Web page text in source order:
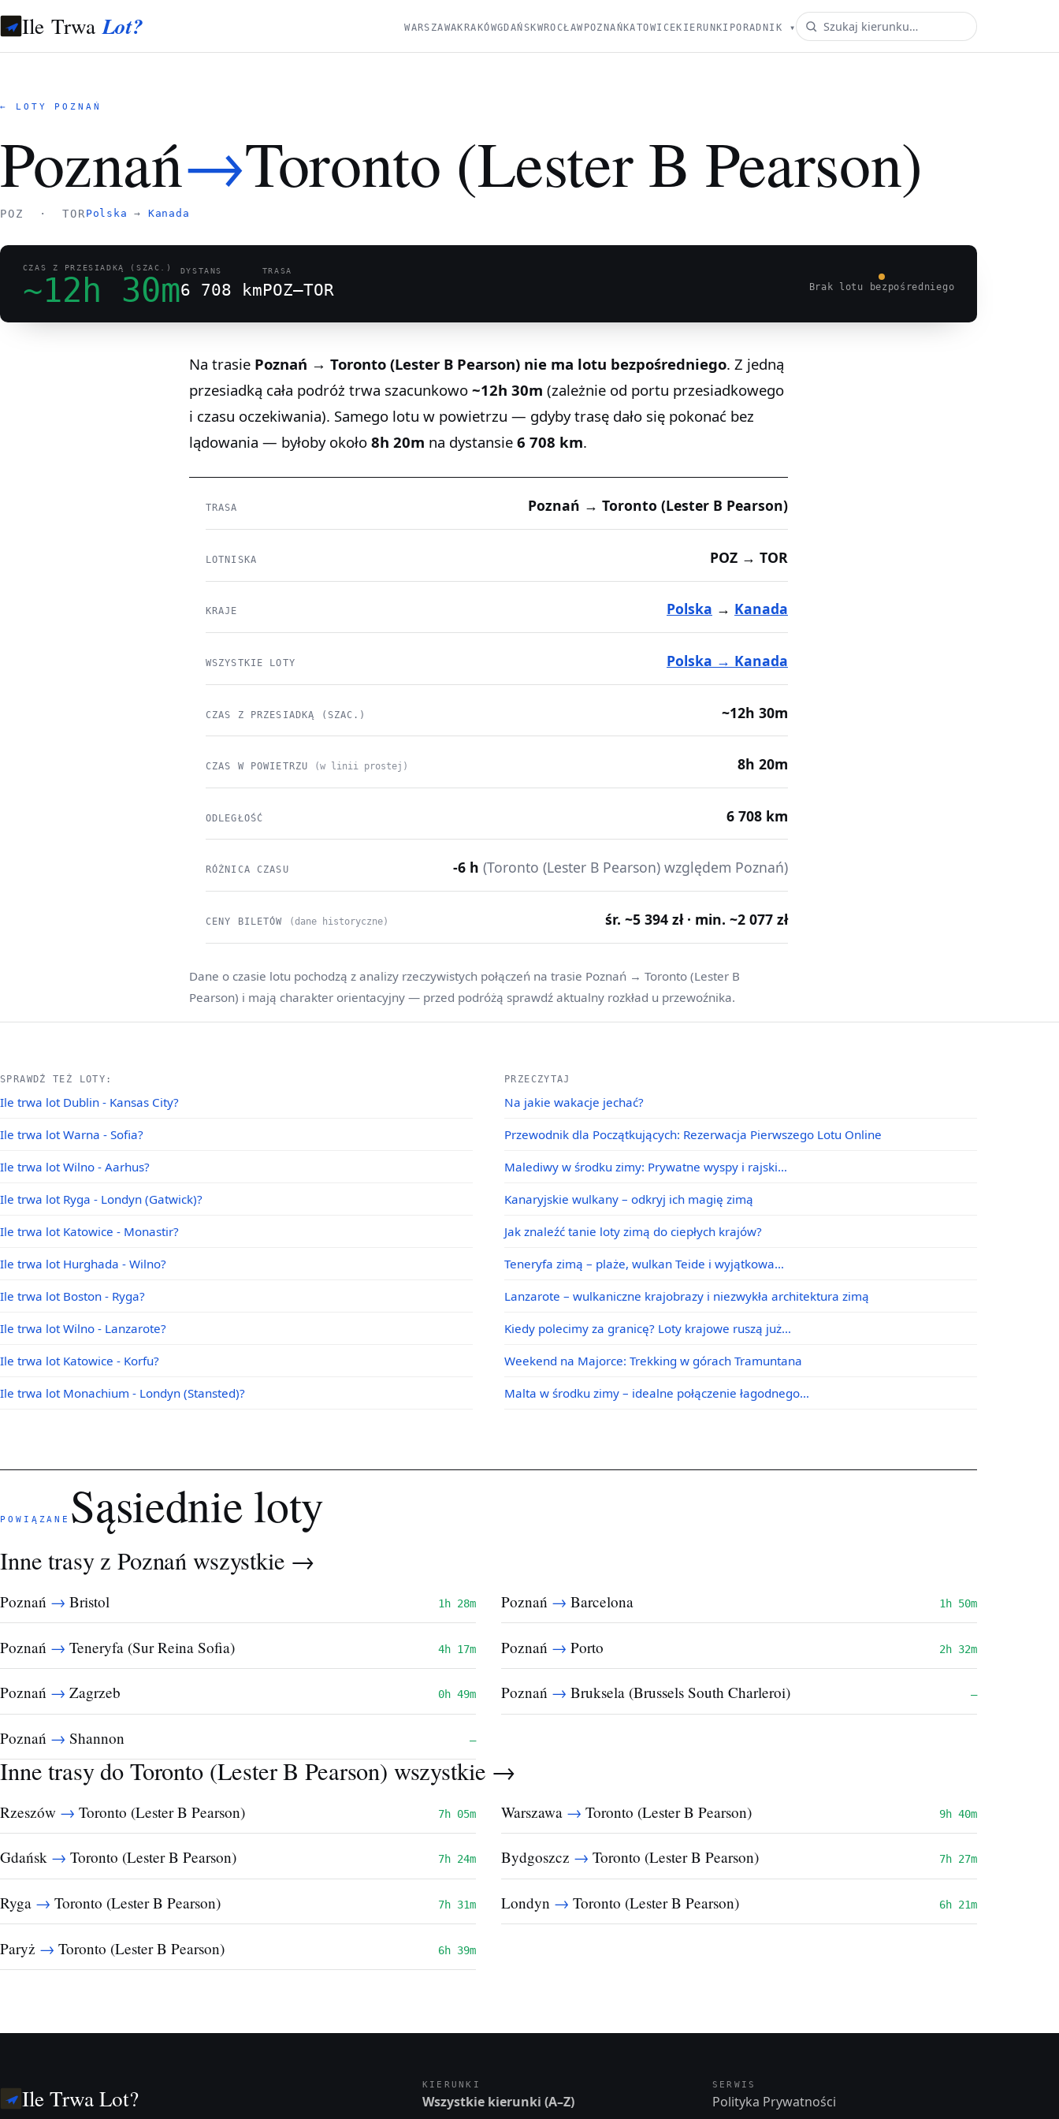
Ile TrwaLot? WARSZAWAKRAKÓWGDAŃSKWROCŁAW POZNAŃKATOWICEKIERUNKI PORADNIK ▾
← LOTY POZNAŃ
Poznań→Toronto (Lester B Pearson)
POZ · TOR Polska → Kanada
CZAS Z PRZESIADKĄ (SZAC.)
~12h 30m
DYSTANS
6 708 km
TRASA
POZ–TOR Brak lotu bezpośredniego
Na trasie Poznań → Toronto (Lester B Pearson) nie ma lotu bezpośredniego. Z jedną
przesiadką cała podróż trwa szacunkowo ~12h 30m (zależnie od portu przesiadkowego
i czasu oczekiwania). Samego lotu w powietrzu — gdyby trasę dało się pokonać bez
lądowania — byłoby około 8h 20m na dystansie 6 708 km.
TRASA Poznań → Toronto (Lester B Pearson)
LOTNISKA POZ → TOR
KRAJE Polska → Kanada
WSZYSTKIE LOTY Polska → Kanada
CZAS Z PRZESIADKĄ (SZAC.) ~12h 30m
CZAS W POWIETRZU (w linii prostej) 8h 20m
ODLEGŁOŚĆ 6 708 km
RÓŻNICA CZASU -6 h (Toronto (Lester B Pearson) względem Poznań)
CENY BILETÓW (dane historyczne) śr. ~5 394 zł · min. ~2 077 zł
Dane o czasie lotu pochodzą z analizy rzeczywistych połączeń na trasie Poznań → Toronto (Lester B
Pearson) i mają charakter orientacyjny — przed podróżą sprawdź aktualny rozkład u przewoźnika.
SPRAWDŹ TEŻ LOTY:
Ile trwa lot Dublin - Kansas City?
Ile trwa lot Warna - Sofia?
Ile trwa lot Wilno - Aarhus?
Ile trwa lot Ryga - Londyn (Gatwick)?
Ile trwa lot Katowice - Monastir?
Ile trwa lot Hurghada - Wilno?
Ile trwa lot Boston - Ryga?
Ile trwa lot Wilno - Lanzarote?
Ile trwa lot Katowice - Korfu?
Ile trwa lot Monachium - Londyn (Stansted)?
PRZECZYTAJ
Na jakie wakacje jechać?
Przewodnik dla Początkujących: Rezerwacja Pierwszego Lotu Online
Malediwy w środku zimy: Prywatne wyspy i rajski…
Kanaryjskie wulkany – odkryj ich magię zimą
Jak znaleźć tanie loty zimą do ciepłych krajów?
Teneryfa zimą – plaże, wulkan Teide i wyjątkowa…
Lanzarote – wulkaniczne krajobrazy i niezwykła architektura zimą
Kiedy polecimy za granicę? Loty krajowe ruszą już…
Weekend na Majorce: Trekking w górach Tramuntana
Malta w środku zimy – idealne połączenie łagodnego…
POWIĄZANE Sąsiednie loty
Inne trasy z Poznańwszystkie →
Poznań → Bristol 1h 28m Poznań → Barcelona 1h 50m
Poznań → Teneryfa (Sur Reina Sofia) 4h 17m Poznań → Porto 2h 32m
Poznań → Zagrzeb 0h 49m Poznań → Bruksela (Brussels South Charleroi) —
Poznań → Shannon —
Inne trasy do Toronto (Lester B Pearson) wszystkie →
Rzeszów → Toronto (Lester B Pearson) 7h 05m Warszawa → Toronto (Lester B Pearson) 9h 40m
Gdańsk → Toronto (Lester B Pearson) 7h 24m Bydgoszcz → Toronto (Lester B Pearson) 7h 27m
Ryga → Toronto (Lester B Pearson) 7h 31m Londyn → Toronto (Lester B Pearson) 6h 21m
Paryż → Toronto (Lester B Pearson) 6h 39m
Ile Trwa Lot? KIERUNKI
Wszystkie kierunki (A–Z)
SERWIS
Polityka Prywatności